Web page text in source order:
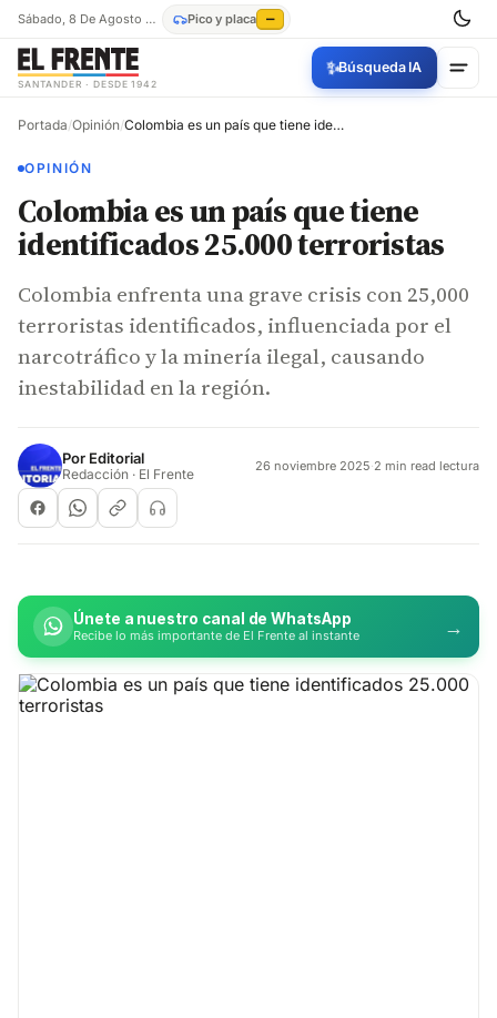
Sábado, 8 De Agosto De 2026 Pico y placa —
SANTANDER · DESDE 1942
✨Búsqueda IA
Portada/Opinión/ Colombia es un país que tiene identificados 25.000 terroristas
OPINIÓN
Colombia es un país que tiene
identificados 25.000 terroristas
Colombia enfrenta una grave crisis con 25,000
terroristas identificados, influenciada por el
narcotráfico y la minería ilegal, causando
inestabilidad en la región.
Por Editorial
Redacción · El Frente 26 noviembre 2025·2 min read lectura
Únete a nuestro canal de WhatsApp
Recibe lo más importante de El Frente al instante →